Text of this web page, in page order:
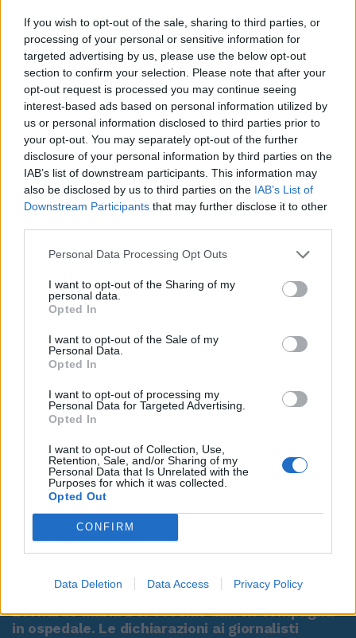
If you wish to opt-out of the sale, sharing to third parties, or
processing of your personal or sensitive information for
targeted advertising by us, please use the below opt-out
section to confirm your selection. Please note that after your
opt-out request is processed you may continue seeing
interest-based ads based on personal information utilized by
us or personal information disclosed to third parties prior to
your opt-out. You may separately opt-out of the further
disclosure of your personal information by third parties on the
IAB’s list of downstream participants. This information may
also be disclosed by us to third parties on the IAB’s List of
Downstream Participants that may further disclose it to other
Personal Data Processing Opt Outs
I want to opt-out of the Sharing of my
personal data.
Opted In
I want to opt-out of the Sale of my
Personal Data.
Opted In
I want to opt-out of processing my
Personal Data for Targeted Advertising.
Opted In
I want to opt-out of Collection, Use,
Retention, Sale, and/or Sharing of my
Personal Data that Is Unrelated with the
Purposes for which it was collected.
Opted Out
CONFIRM
Data Deletion Data Access Privacy Policy
Leonardo Maria Del Vecchio dall'ex compagna
in ospedale. Le dichiarazioni ai giornalisti